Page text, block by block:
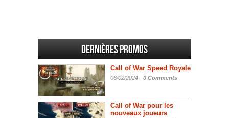
Dernières promos
Call of War Speed Royale
06/02/2024 - 0 Comments
Call of War pour les
nouveaux joueurs